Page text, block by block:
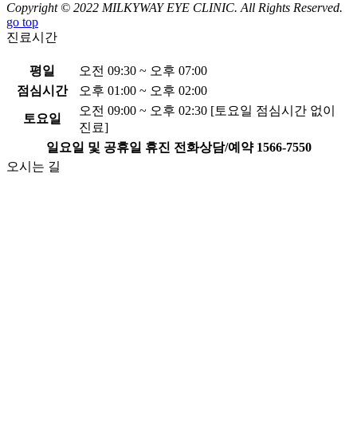
Copyright © 2022 MILKYWAY EYE CLINIC. All Rights Reserved.
go top
진료시간
평일
오전 09:30 ~ 오후 07:00
점심시간
오후 01:00 ~ 오후 02:00
토요일
오전 09:00 ~ 오후 02:30 [토요일 점심시간 없이
진료]
일요일 및 공휴일 휴진 전화상담/예약 1566-7550
오시는 길